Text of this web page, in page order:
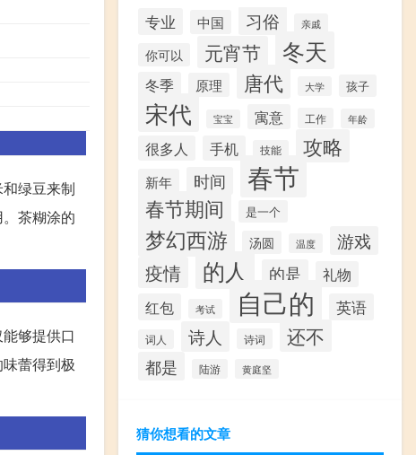
绿豆来制
茶糊涂的
够提供口
蕾得到极
专业 中国 习俗 亲戚
你可以 元宵节 冬天
冬季 原理 唐代 大学 孩子
宋代 宝宝 寓意 工作 年龄
很多人 手机 技能 攻略
新年 时间 春节
春节期间 是一个
梦幻西游 汤圆 温度 游戏
疫情 的人 的是 礼物
红包 考试 自己的 英语
词人 诗人 诗词 还不
都是 陆游 黄庭坚
猜你想看的文章